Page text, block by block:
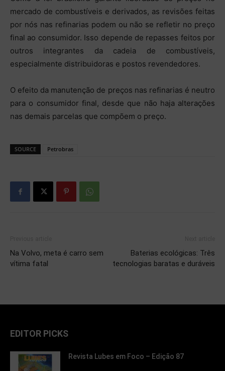
mercado de combustíveis e derivados, as revisões feitas
por nós nas refinarias podem ou não se refletir no preço
final ao consumidor. Isso depende de repasses feitos por
outros integrantes da cadeia de combustíveis,
especialmente distribuidoras e postos revendedores.
O efeito da manutenção de preços nas refinarias é neutro
para o consumidor final, desde que não haja alterações
nas demais parcelas que compõem o preço.
SOURCE Petrobras
Na Volvo, meta é carro sem
vítima fatal
Baterias ecológicas: Três
tecnologias baratas e duráveis
EDITOR PICKS
Revista Lubes em Foco – Edição 87